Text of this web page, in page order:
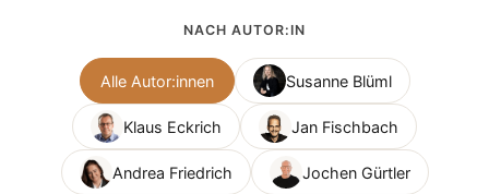
NACH AUTOR:IN
Alle Autor:innen Susanne Blüml
Klaus Eckrich Jan Fischbach
Andrea Friedrich Jochen Gürtler